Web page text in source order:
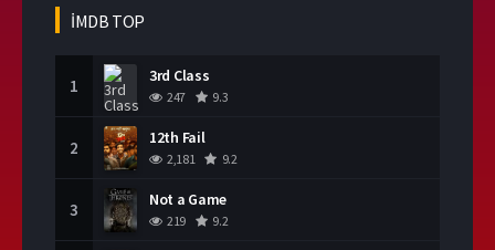
İMDB TOP
1 3rd Class
247 9.3
2 12th Fail
2,181 9.2
3 Not a Game
219 9.2